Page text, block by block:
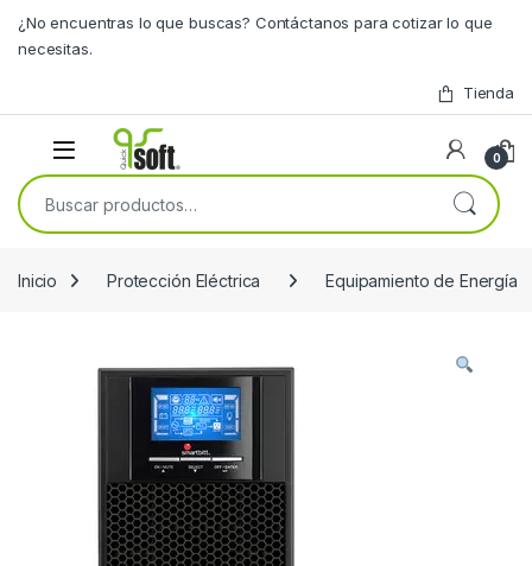
¿No encuentras lo que buscas? Contáctanos para cotizar lo que
necesitas.
Tienda
0
Buscar por:
Inicio Protección Eléctrica Equipamiento de Energía